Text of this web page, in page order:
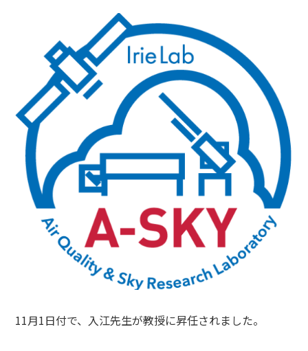
11月1日付で、入江先生が教授に昇任されました。